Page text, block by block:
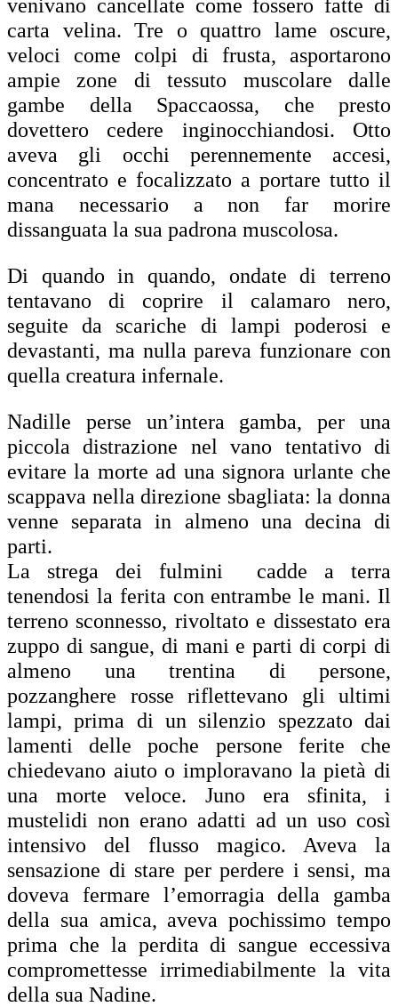
venivano cancellate come fossero fatte di
carta velina. Tre o quattro lame oscure,
veloci come colpi di frusta, asportarono
ampie zone di tessuto muscolare dalle
gambe della Spaccaossa, che presto
dovettero cedere inginocchiandosi. Otto
aveva gli occhi perennemente accesi,
concentrato e focalizzato a portare tutto il
mana necessario a non far morire
dissanguata la sua padrona muscolosa.
Di quando in quando, ondate di terreno
tentavano di coprire il calamaro nero,
seguite da scariche di lampi poderosi e
devastanti, ma nulla pareva funzionare con
quella creatura infernale.
Nadille perse un’intera gamba, per una
piccola distrazione nel vano tentativo di
evitare la morte ad una signora urlante che
scappava nella direzione sbagliata: la donna
venne separata in almeno una decina di
parti.
La strega dei fulmini cadde a terra
tenendosi la ferita con entrambe le mani. Il
terreno sconnesso, rivoltato e dissestato era
zuppo di sangue, di mani e parti di corpi di
almeno una trentina di persone,
pozzanghere rosse riflettevano gli ultimi
lampi, prima di un silenzio spezzato dai
lamenti delle poche persone ferite che
chiedevano aiuto o imploravano la pietà di
una morte veloce. Juno era sfinita, i
mustelidi non erano adatti ad un uso così
intensivo del flusso magico. Aveva la
sensazione di stare per perdere i sensi, ma
doveva fermare l’emorragia della gamba
della sua amica, aveva pochissimo tempo
prima che la perdita di sangue eccessiva
compromettesse irrimediabilmente la vita
della sua Nadine.